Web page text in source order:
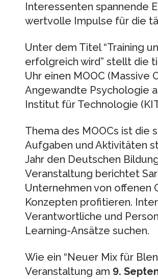
Interessenten spannende
wertvolle Impulse für die
Unter dem Titel “Training
erfolgreich wird” stellt die
Uhr einen MOOC (Massive
Angewandte Psychologie
Institut für Technologie
Thema des MOOCs ist die
Aufgaben und Aktivitäten
Jahr den Deutschen
Veranstaltung berichtet
Unternehmen von offenen
Konzepten profitieren.
Verantwortliche und
Learning-Ansätze suchen.
Wie ein “Neuer Mix für
Veranstaltung am 9.